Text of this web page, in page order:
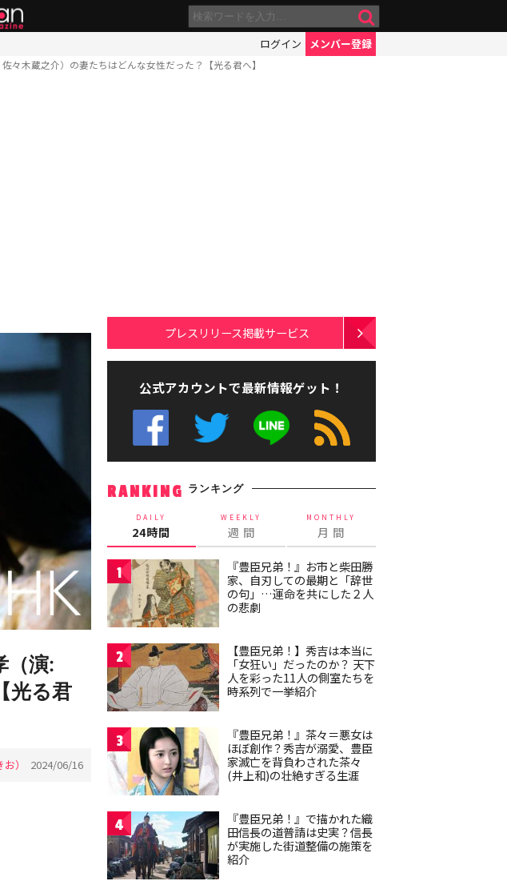
ログイン メンバー登録
々木蔵之介）の妻たちはどんな女性だった？【光る君へ】
（演:
光る君
） 2024/06/16
プレスリリース掲載サービス
公式アカウントで最新情報ゲット！
RANKING ランキング
DAILY
24時間
WEEKLY
週 間
MONTHLY
月 間
1
『豊臣兄弟！』お市と柴田勝
家、自刃しての最期と「辞世
の句」…運命を共にした２人
の悲劇
2
【豊臣兄弟！】秀吉は本当に
「女狂い」だったのか？ 天下
人を彩った11人の側室たちを
時系列で一挙紹介
3
『豊臣兄弟！』茶々＝悪女は
ほぼ創作？秀吉が溺愛、豊臣
家滅亡を背負わされた茶々
(井上和)の壮絶すぎる生涯
4
『豊臣兄弟！』で描かれた織
田信長の道普請は史実？信長
が実施した街道整備の施策を
紹介